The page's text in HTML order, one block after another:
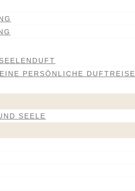
PERSÖNLICHE DUFTREISE
SEELE